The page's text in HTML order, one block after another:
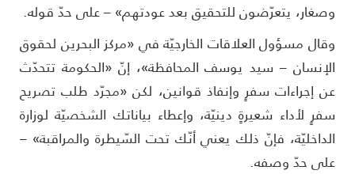
يتعرّضون للتحقيق بعد عودتهم» – على حدّ قوله.
مسؤول العلاقات الخارجيّة في «مركز البحرين لحقوق
– سيد يوسف المحافظة»، إنّ «الحكومة تتحدّث
إجراءات سفرٍ وإنفاذ قوانين، لكن «مجرّد طلب تصريح
لأداء شعيرةٍ دينيّة، وإعطاء بياناتك الشخصيّة لوزارة
فإنّ ذلك يعني أنّك تحت السّيطرة والمراقبة» –
حدّ وصفه.